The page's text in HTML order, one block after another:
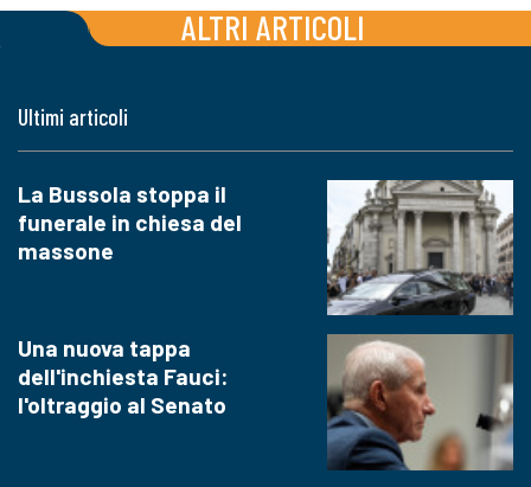
ALTRI ARTICOLI
Ultimi articoli
La Bussola stoppa il
funerale in chiesa del
massone
Una nuova tappa
dell'inchiesta Fauci:
l'oltraggio al Senato